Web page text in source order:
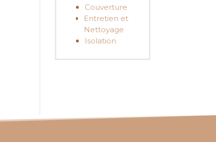
Couverture
Entretien et
Nettoyage
Isolation